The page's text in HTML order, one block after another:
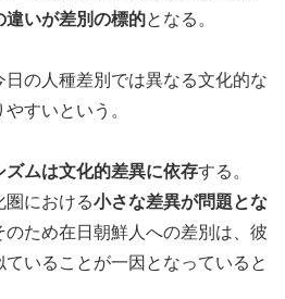
違いが差別の標的となる。
日の人種差別では異なる文化的な
すいという。
ズムは文化的差異に依存する。
圏における小さな差異が問題とな
のため在日朝鮮人への差別は、彼
いることが一因となっていると